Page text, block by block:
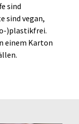
sind
sind vegan,
)plastikfrei.
einem Karton